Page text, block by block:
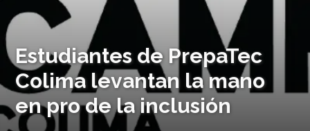
Estudiantes de PrepaTec
Colima levantan la mano
en pro de la inclusión